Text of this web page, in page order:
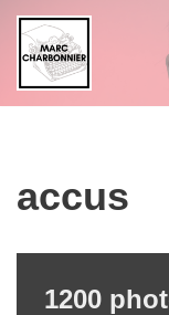
Aller
au
contenu
accus
1200